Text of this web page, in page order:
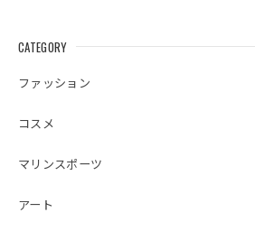
CATEGORY
ファッション
コスメ
マリンスポーツ
アート